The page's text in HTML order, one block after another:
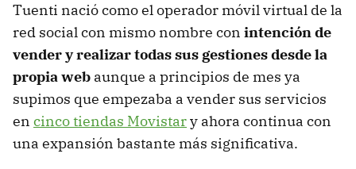
Tuenti nació como el operador móvil virtual de la
red social con mismo nombre con intención de
vender y realizar todas sus gestiones desde la
propia web aunque a principios de mes ya
supimos que empezaba a vender sus servicios
en cinco tiendas Movistary ahora continua con
una expansión bastante más significativa.